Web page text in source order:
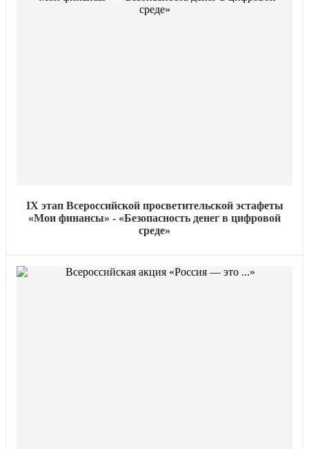
IX этап Всероссийской просветительской эстафеты
«Мои финансы» - «Безопасность денег в цифровой
среде»